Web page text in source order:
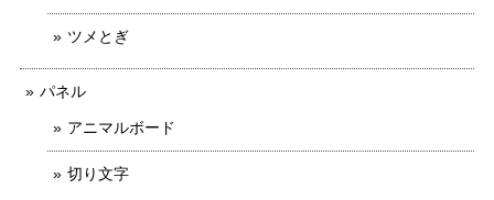
ツメとぎ
パネル
アニマルボード
切り文字